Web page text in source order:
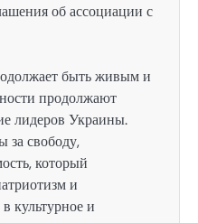
об ассоциации с
быть живым и
продолжают
лидеров Украины.
за свободу,
который
и
культурное и